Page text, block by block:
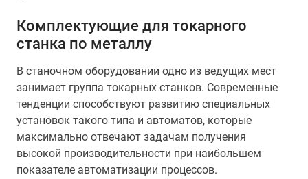
Комплектующие для токарного
станка по металлу
В станочном оборудовании одно из ведущих мест
занимает группа токарных станков. Современные
тенденции способствуют развитию специальных
установок такого типа и автоматов, которые
максимально отвечают задачам получения
высокой производительности при наибольшем
показателе автоматизации процессов.